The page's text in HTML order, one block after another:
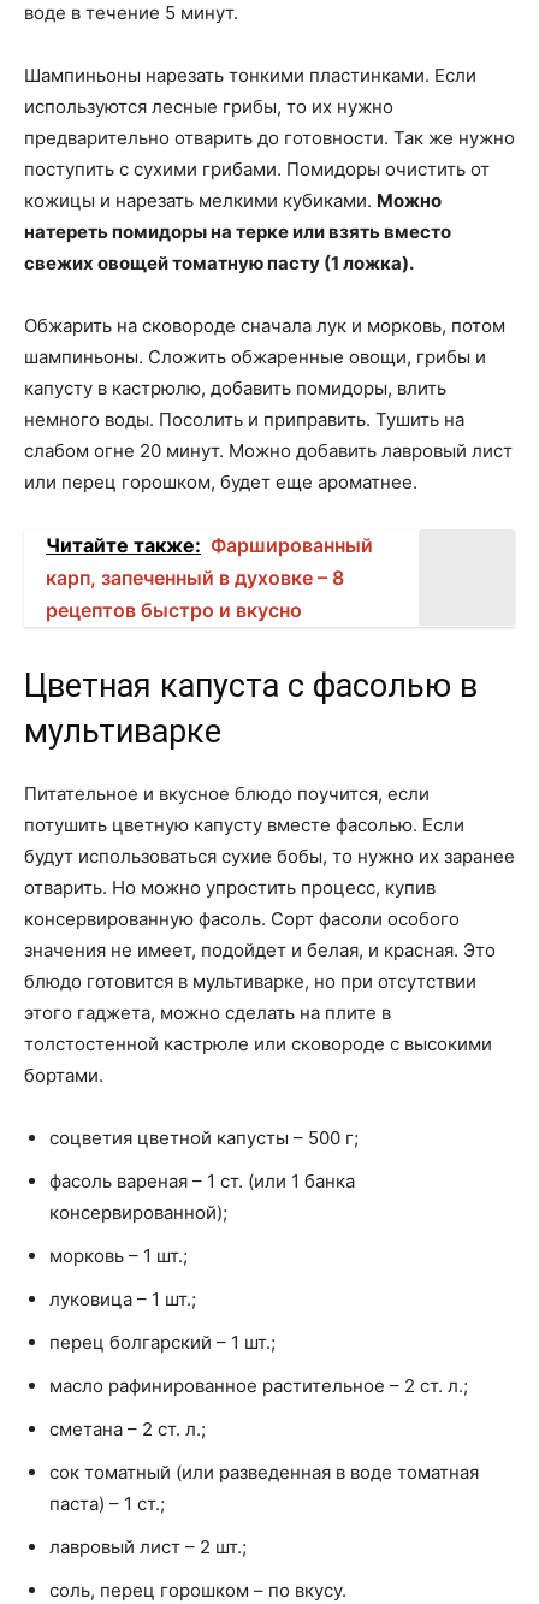
воде в течение 5 минут.
Шампиньоны нарезать тонкими пластинками. Если
используются лесные грибы, то их нужно
предварительно отварить до готовности. Так же нужно
поступить с сухими грибами. Помидоры очистить от
кожицы и нарезать мелкими кубиками. Можно
натереть помидоры на терке или взять вместо
свежих овощей томатную пасту (1 ложка).
Обжарить на сковороде сначала лук и морковь, потом
шампиньоны. Сложить обжаренные овощи, грибы и
капусту в кастрюлю, добавить помидоры, влить
немного воды. Посолить и приправить. Тушить на
слабом огне 20 минут. Можно добавить лавровый лист
или перец горошком, будет еще ароматнее.
Читайте также: Фаршированный
карп, запеченный в духовке – 8
рецептов быстро и вкусно
Цветная капуста с фасолью в
мультиварке
Питательное и вкусное блюдо поучится, если
потушить цветную капусту вместе фасолью. Если
будут использоваться сухие бобы, то нужно их заранее
отварить. Но можно упростить процесс, купив
консервированную фасоль. Сорт фасоли особого
значения не имеет, подойдет и белая, и красная. Это
блюдо готовится в мультиварке, но при отсутствии
этого гаджета, можно сделать на плите в
толстостенной кастрюле или сковороде с высокими
бортами.
соцветия цветной капусты – 500 г;
фасоль вареная – 1 ст. (или 1 банка
консервированной);
морковь – 1 шт.;
луковица – 1 шт.;
перец болгарский – 1 шт.;
масло рафинированное растительное – 2 ст. л.;
сметана – 2 ст. л.;
сок томатный (или разведенная в воде томатная
паста) – 1 ст.;
лавровый лист – 2 шт.;
соль, перец горошком – по вкусу.